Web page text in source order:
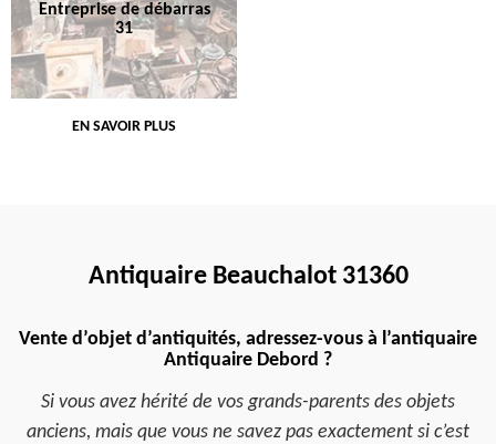
Entreprise de débarras
31
EN SAVOIR PLUS
Antiquaire Beauchalot 31360
Vente d’objet d’antiquités, adressez-vous à l’antiquaire
Antiquaire Debord ?
Si vous avez hérité de vos grands-parents des objets
anciens, mais que vous ne savez pas exactement si c’est